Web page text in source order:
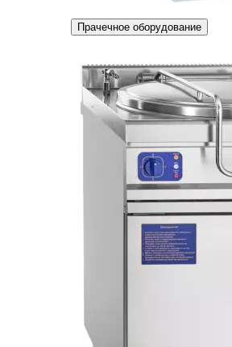
Прачечное оборудование